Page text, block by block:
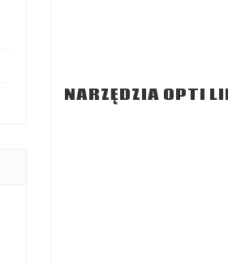
NARZĘDZIA OPTI